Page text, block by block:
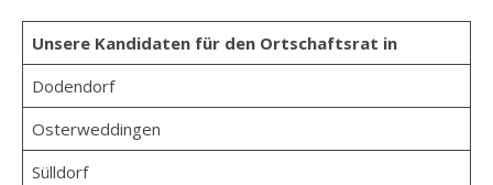
Unsere Kandidaten für den Ortschaftsrat in
Dodendorf
Osterweddingen
Sülldorf